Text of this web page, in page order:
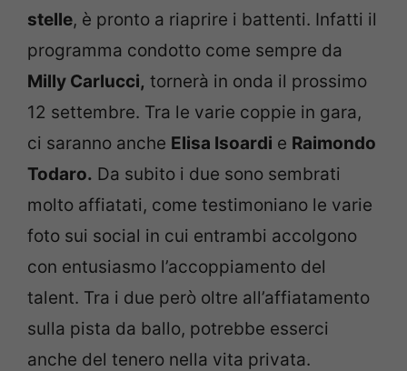
stelle, è pronto a riaprire i battenti. Infatti il
programma condotto come sempre da
Milly Carlucci, tornerà in onda il prossimo
12 settembre. Tra le varie coppie in gara,
ci saranno anche Elisa Isoardi e Raimondo
Todaro. Da subito i due sono sembrati
molto affiatati, come testimoniano le varie
foto sui social in cui entrambi accolgono
con entusiasmo l’accoppiamento del
talent. Tra i due però oltre all’affiatamento
sulla pista da ballo, potrebbe esserci
anche del tenero nella vita privata.